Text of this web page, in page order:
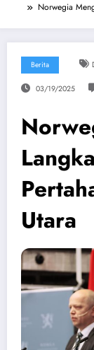
Norwegia
Berita
03/19/2025
Utara